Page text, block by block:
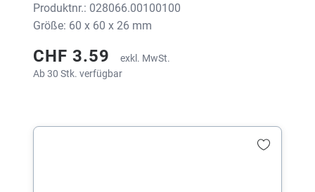
Produktnr.: 028066.00100100
Größe: 60 x 60 x 26 mm
CHF 3.59
exkl. MwSt.
Ab 30 Stk. verfügbar